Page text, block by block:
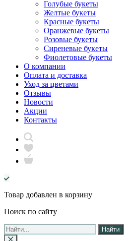
Голубые букеты
Желтые букеты
Красные букеты
Оранжевые букеты
Розовые букеты
Сиреневые букеты
Фиолетовые букеты
О компании
Оплата и доставка
Уход за цветами
Отзывы
Новости
Акции
Контакты
Товар добавлен в корзину
Поиск по сайту
Найти